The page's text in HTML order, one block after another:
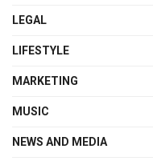
LEGAL
LIFESTYLE
MARKETING
MUSIC
NEWS AND MEDIA